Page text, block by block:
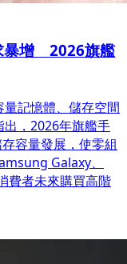
暴增 2026旗艦
記憶體、儲存空間
，2026年旗艦手
容量發展，使零組
Galaxy、
費者未來購買高階